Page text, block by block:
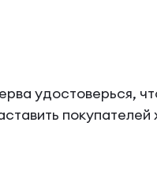
удостоверься,